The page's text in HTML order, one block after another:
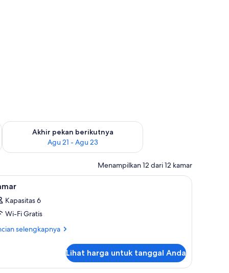
Agu 14 - Agu 16
Akhir pekan berikutnya
Agu 21 - Agu 23
Periksa ketersediaan untuk akhir pekan berikutnya Agu 21 -
Menampilkan 12 dari 12 kamar
kerja Seprai premium, minibar, brankas, dan meja
4
Kapasitas 6
Wi-Fi Gratis
selengkapnya
Lihat harga untuk tanggal Anda